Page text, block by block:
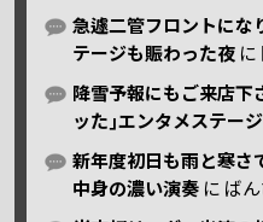
急遽二管フロントにな
テージも賑わった夜 に
降雪予報にもご来店下
ッた｣エンタメステージ
新年度初日も雨と寒
中身の濃い演奏 に ば